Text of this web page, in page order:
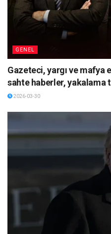
GENEL
Gazeteci, yargı ve mafya
sahte haberler, yakalama
2026-03-30